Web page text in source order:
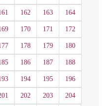
162 163 164
170 171 172
178 179 180
186 187 188
194 195 196
202 203 204